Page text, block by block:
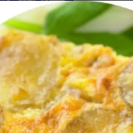
廳的招牌：玉
在家就上菜